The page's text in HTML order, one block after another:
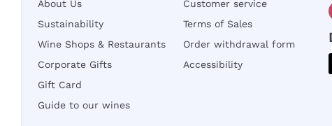
About Us
Sustainability
Wine Shops & Restaurants
Corporate Gifts
Gift Card
Guide to our wines
Customer service
Terms of Sales
Order withdrawal form
Accessibility